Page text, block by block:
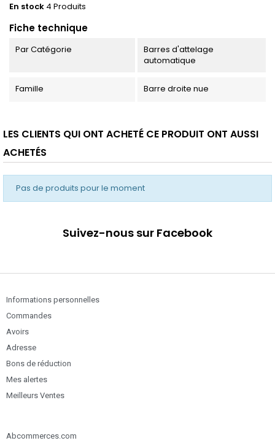
En stock 4 Produits
Fiche technique
Par Catégorie
Barres d'attelage
automatique
Famille Barre droite nue
LES CLIENTS QUI ONT ACHETÉ CE PRODUIT ONT AUSSI
ACHETÉS
Pas de produits pour le moment
Suivez-nous sur Facebook
Informations personnelles
Commandes
Avoirs
Adresse
Bons de réduction
Mes alertes
Meilleurs Ventes
Abcommerces.com